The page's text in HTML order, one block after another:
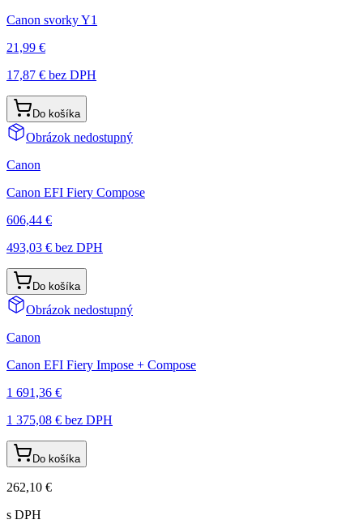
Canon svorky Y1
21,99 €
17,87 € bez DPH
Do košíka
Obrázok nedostupný
Canon
Canon EFI Fiery Compose
606,44 €
493,03 € bez DPH
Do košíka
Obrázok nedostupný
Canon
Canon EFI Fiery Impose + Compose
1 691,36 €
1 375,08 € bez DPH
Do košíka
262,10 €
s DPH